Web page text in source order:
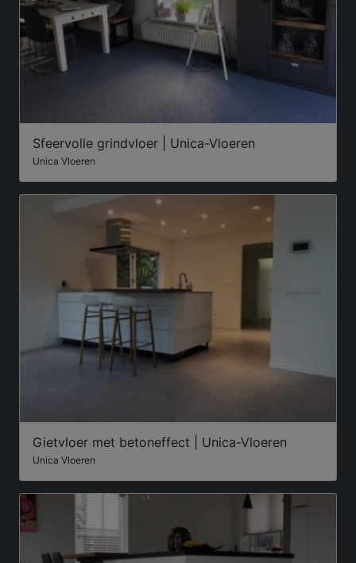
Sfeervolle grindvloer | Unica-Vloeren
Unica Vloeren
Gietvloer met betoneffect | Unica-Vloeren
Unica Vloeren